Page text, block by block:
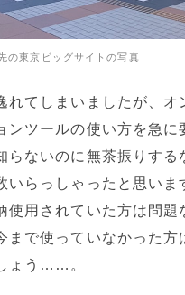
の東京ビッグサイトの写真
れてしまいましたが、オ
ンツールの使い方を急に
らないのに無茶振りする
いらっしゃったと思いま
使用されていた方は問題
まで使っていなかった方
ょう……。